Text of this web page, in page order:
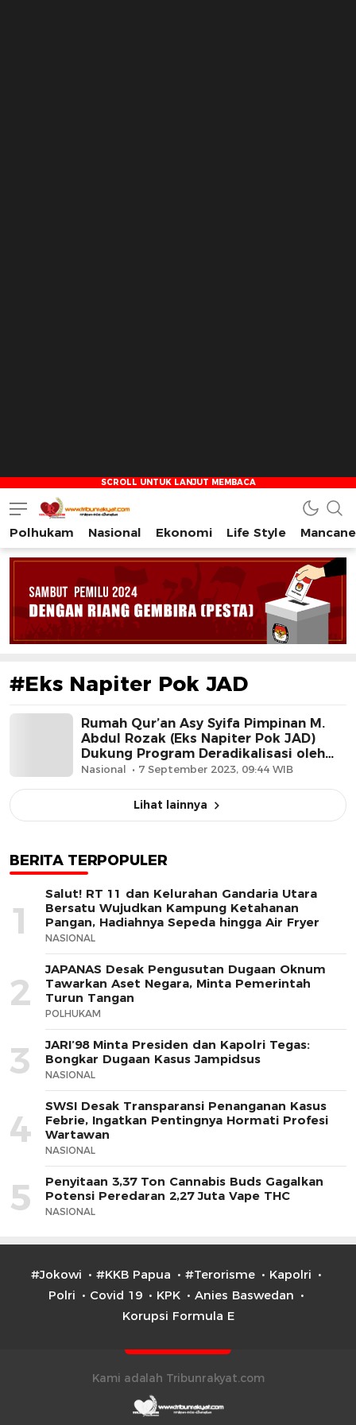
Tribun Rakyat
Tulus – Terdepan – Diharapkan
Polhukam Nasional Ekonomi Life Style
#Eks Napiter Pok JAD
Rumah Qur’an Asy Syifa Pimpinan M.
Abdul Rozak (Eks Napiter Pok JAD)
Dukung Program Deradikalisasi oleh
Polri
Nasional 7 September 2023, 09:44 WIB
Lihat lainnya
BERITA TERPOPULER
1
Salut! RT 11 dan Kelurahan Gandaria Utara
Bersatu Wujudkan Kampung Ketahanan
Pangan, Hadiahnya Sepeda hingga Air Fryer
NASIONAL
2
JAPANAS Desak Pengusutan Dugaan Oknum
Tawarkan Aset Negara, Minta Pemerintah
Turun Tangan
POLHUKAM
3
JARI’98 Minta Presiden dan Kapolri Tegas:
Bongkar Dugaan Kasus Jampidsus
NASIONAL
4
SWSI Desak Transparansi Penanganan Kasus
Febrie, Ingatkan Pentingnya Hormati Profesi
Wartawan
NASIONAL
5
Penyitaan 3,37 Ton Cannabis Buds Gagalkan
Potensi Peredaran 2,27 Juta Vape THC
NASIONAL
#Jokowi #KKB Papua #Terorisme
Kapolri
Polri
Covid 19 KPK
Anies Baswedan
Korupsi Formula E
Kami adalah Tribunrakyat.com